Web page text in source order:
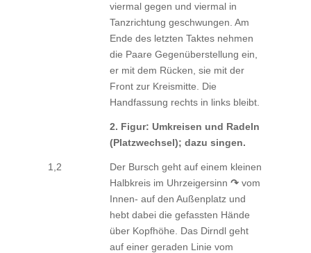
viermal gegen und viermal in
Tanzrichtung geschwungen. Am
Ende des letzten Taktes nehmen
die Paare Gegenüberstellung ein,
er mit dem Rücken, sie mit der
Front zur Kreismitte. Die
Handfassung rechts in links bleibt.
2. Figur: Umkreisen und Radeln
(Platzwechsel); dazu singen.
1,2
Der Bursch geht auf einem kleinen
Halbkreis im Uhrzeigersinn ↷vom
Innen- auf den Außenplatz und
hebt dabei die gefassten Hände
über Kopfhöhe. Das Dirndl geht
auf einer geraden Linie vom